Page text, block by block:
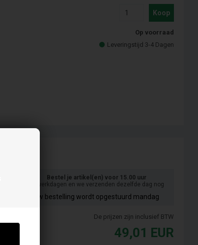
Koop
Op voorraad
Leveringstijd 3-4 Dagen
Bestel je artikel(en) voor 15.00 uur
op werkdagen en we verzenden dezelfde dag nog
Uw bestelling wordt opgestuurd mandag
De prijzen zijn inclusief BTW
49,01 EUR